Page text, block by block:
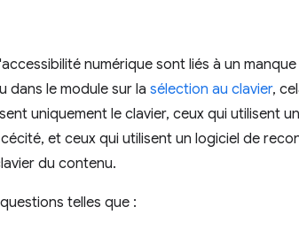
numérique sont liés à un
dans le module sur la sélection au clavier,
uniquement le clavier, ceux qui utilisent
et ceux qui utilisent un logiciel de
du contenu.
telles que :